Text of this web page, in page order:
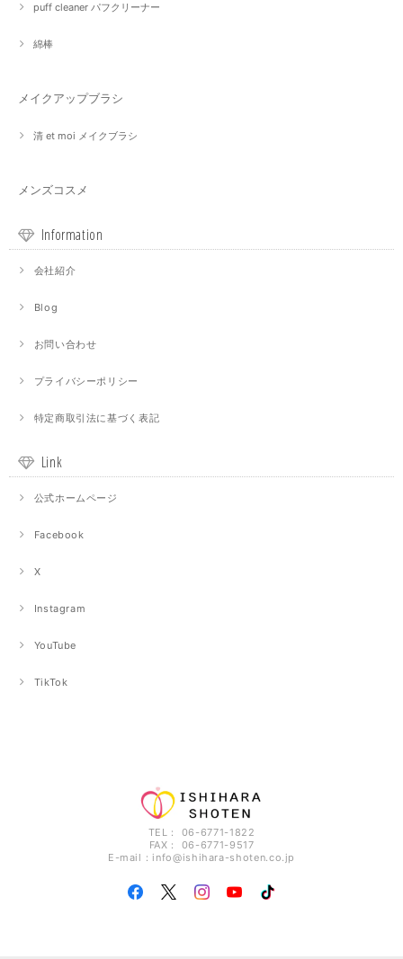
puff cleaner パフクリーナー
綿棒
メイクアップブラシ
清 et moi メイクブラシ
メンズコスメ
Information
会社紹介
Blog
お問い合わせ
プライバシーポリシー
特定商取引法に基づく表記
Link
公式ホームページ
Facebook
X
Instagram
YouTube
TikTok
TEL： 06-6771-1822
FAX： 06-6771-9517
E-mail： info@ishihara-shoten.co.jp